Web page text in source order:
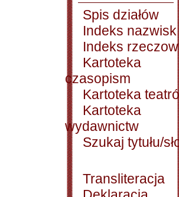
Spis działów
Indeks nazwisk
Indeks
Kartoteka
czasopism
Kartoteka
Kartoteka
wydawnictw
Szukaj tytułu/
Transliteracja